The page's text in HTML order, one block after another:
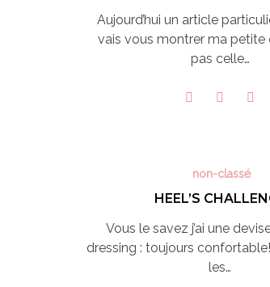
Aujourd’hui un article
vais vous montrer ma petite
pas celle…
non-classé
HEEL’S
Vous le savez j’ai une
dressing : toujours
les…